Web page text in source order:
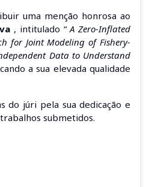
uma menção honrosa ao
, intitulado “A Zero-Inflated
for Joint Modeling of Fishery-
Data to Understand
a sua elevada qualidade
do júri pela sua dedicação e
submetidos.